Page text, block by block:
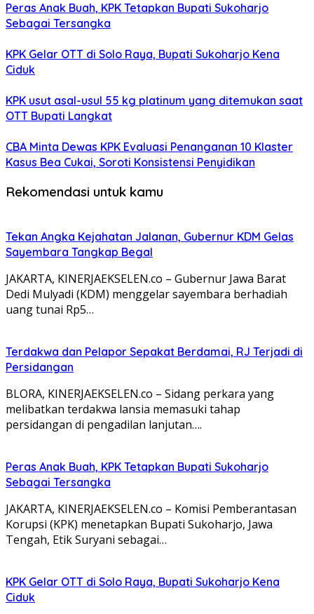
Peras Anak Buah, KPK Tetapkan Bupati Sukoharjo
Sebagai Tersangka
KPK Gelar OTT di Solo Raya, Bupati Sukoharjo Kena
Ciduk
KPK usut asal-usul 55 kg platinum yang ditemukan saat
OTT Bupati Langkat
CBA Minta Dewas KPK Evaluasi Penanganan 10 Klaster
Kasus Bea Cukai, Soroti Konsistensi Penyidikan
Rekomendasi untuk kamu
Tekan Angka Kejahatan Jalanan, Gubernur KDM Gelas
Sayembara Tangkap Begal
JAKARTA, KINERJAEKSELEN.co – Gubernur Jawa Barat
Dedi Mulyadi (KDM) menggelar sayembara berhadiah
uang tunai Rp5…
Terdakwa dan Pelapor Sepakat Berdamai, RJ Terjadi di
Persidangan
BLORA, KINERJAEKSELEN.co – Sidang perkara yang
melibatkan terdakwa lansia memasuki tahap
persidangan di pengadilan lanjutan….
Peras Anak Buah, KPK Tetapkan Bupati Sukoharjo
Sebagai Tersangka
JAKARTA, KINERJAEKSELEN.co – Komisi Pemberantasan
Korupsi (KPK) menetapkan Bupati Sukoharjo, Jawa
Tengah, Etik Suryani sebagai…
KPK Gelar OTT di Solo Raya, Bupati Sukoharjo Kena
Ciduk